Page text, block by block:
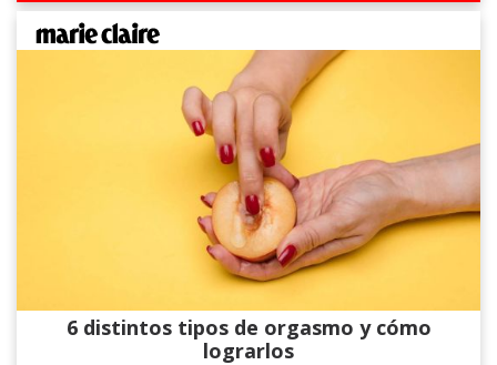
6 distintos tipos de orgasmo y cómo
lograrlos